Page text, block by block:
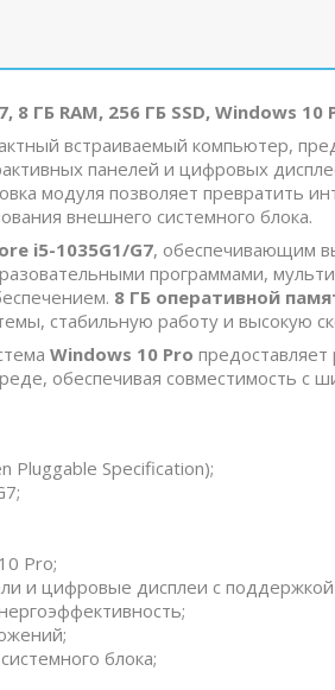
ГБ RAM, 256 ГБ SSD, Windows 10
встраиваемый компьютер,
панелей и цифровых
модуля позволяет превратить
внешнего системного блока.
i5-1035G1/G7, обеспечивающим
программами,
8 ГБ оперативной
стабильную работу и высокую
Windows 10 Pro
обеспечивая совместимость с
Pluggable Specification);
Pro;
и цифровые дисплеи с поддержкой
блока;